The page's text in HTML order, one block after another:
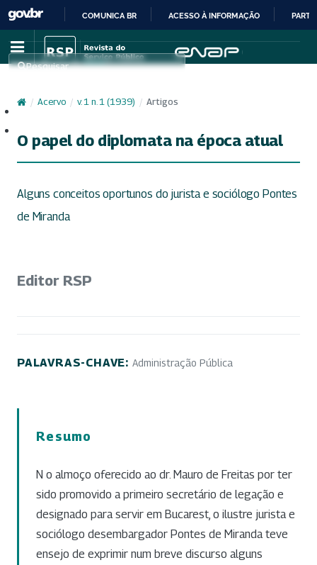
IR
PARA
CONTEÚDO
COMUNICA BR ACESSO À INFORMAÇÃO
Pesquisar
/ Acervo / v. 1 n. 1 (1939) / Artigos
O papel do diplomata na época atual
Alguns conceitos oportunos do jurista e sociólogo Pontes
de Miranda
Editor RSP
PALAVRAS-CHAVE: Administração Pública
Resumo
N o almoço oferecido ao dr. Mauro de Freitas por ter
sido promovido a primeiro secretário de legação e
designado para servir em Bucarest, o ilustre jurista e
sociólogo desembargador Pontes de Miranda teve
ensejo de exprimir num breve discurso alguns